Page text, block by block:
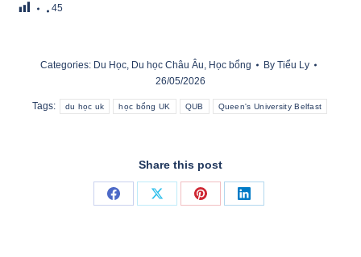
45
Categories: Du Học, Du học Châu Âu, Học bổng By Tiểu Ly
26/05/2026
Tags: du học uk học bổng UK QUB Queen's University Belfast
Share this post
Share
Share
Share
Share